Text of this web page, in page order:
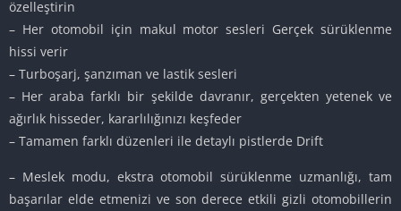
özelleştirin
– Her otomobil için makul motor sesleri Gerçek sürüklenme
hissi verir
– Turboşarj, şanzıman ve lastik sesleri
– Her araba farklı bir şekilde davranır, gerçekten yetenek ve
ağırlık hisseder, kararlılığınızı keşfeder
– Tamamen farklı düzenleri ile detaylı pistlerde Drift
– Meslek modu, ekstra otomobil sürüklenme uzmanlığı, tam
başarılar elde etmenizi ve son derece etkili gizli otomobillerin